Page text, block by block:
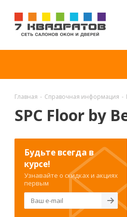
Главная - Справочная информация -
SPC Floor by
Будьте всегда в
курсе!
Узнавайте о скидках и акциях
первым